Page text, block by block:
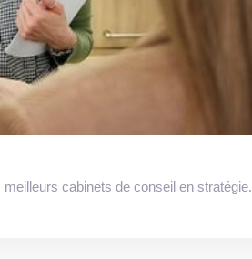
cabinets de conseil en stratégie.